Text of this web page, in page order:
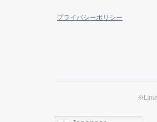
プライバシーポリシー